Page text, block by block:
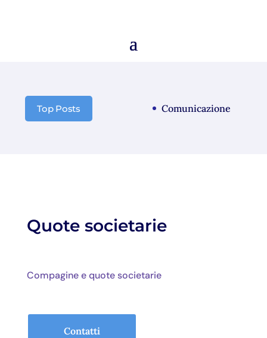
Top Posts Comunicazione
Quote societarie
Compagine e quote societarie
Contatti